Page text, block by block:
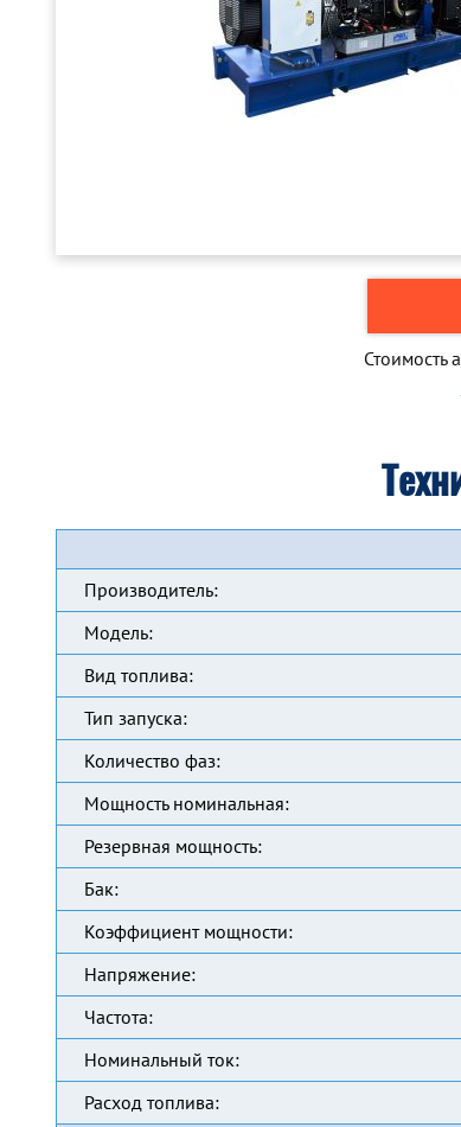
Стоимость
Производитель:
Модель:
Вид топлива:
Тип запуска:
Количество фаз:
Мощность номинальная:
Резервная мощность:
Бак:
Коэффициент мощности:
Напряжение:
Частота:
Номинальный ток:
Расход топлива: